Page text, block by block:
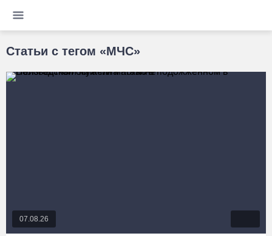
Статьи с тегом «МЧС»
07.08.26